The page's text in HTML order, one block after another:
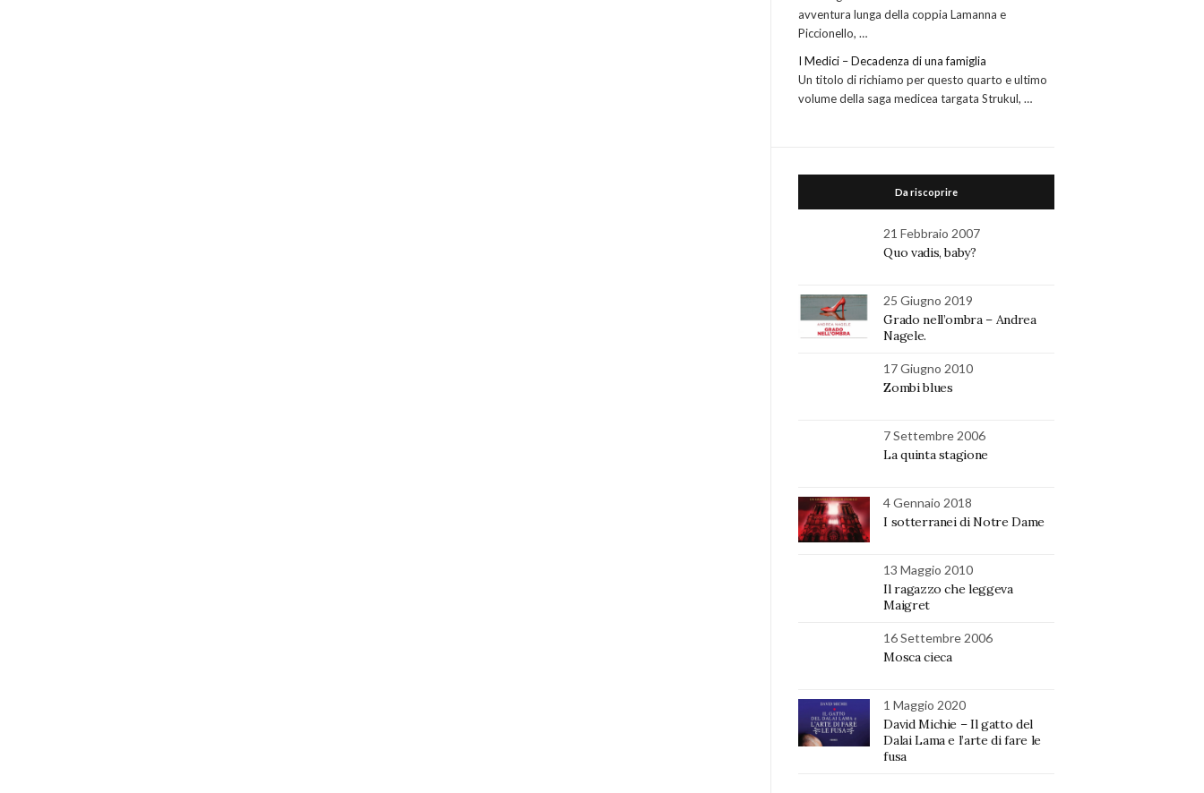
avventura lunga della coppia Lamanna e
Piccionello, …
I Medici – Decadenza di una famiglia
Un titolo di richiamo per questo quarto e ultimo
volume della saga medicea targata Strukul, …
Da riscoprire
21 Febbraio 2007
Quo vadis, baby?
25 Giugno 2019
Grado nell’ombra – Andrea
Nagele.
17 Giugno 2010
Zombi blues
7 Settembre 2006
La quinta stagione
4 Gennaio 2018
I sotterranei di Notre Dame
13 Maggio 2010
Il ragazzo che leggeva
Maigret
16 Settembre 2006
Mosca cieca
1 Maggio 2020
David Michie – Il gatto del
Dalai Lama e l’arte di fare le
fusa